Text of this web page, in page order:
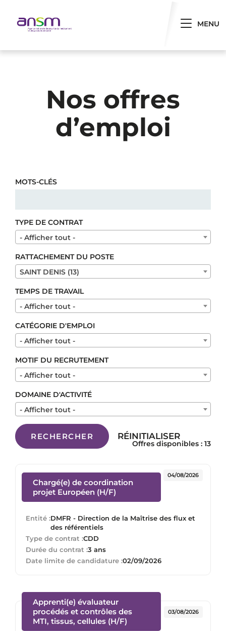
Toggle
MENU
Nos offres
d’emploi
MOTS-CLÉS
TYPE DE CONTRAT
- Afficher tout -
RATTACHEMENT DU POSTE
SAINT DENIS (13)
TEMPS DE TRAVAIL
- Afficher tout -
CATÉGORIE D'EMPLOI
- Afficher tout -
MOTIF DU RECRUTEMENT
- Afficher tout -
DOMAINE D'ACTIVITÉ
- Afficher tout -
RECHERCHER RÉINITIALISER
Offres disponibles : 13
Chargé(e) de coordination
projet Européen (H/F)
Entité :DMFR - Direction de la Maîtrise des flux et
des référentiels
Type de contrat :CDD
Durée du contrat :3 ans
04/08/2026
Date limite de candidature :02/09/2026
Apprenti(e) évaluateur
procédés et contrôles des
MTI, tissus, cellules (H/F)
03/08/2026